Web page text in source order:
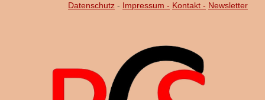
Datenschutz - Impressum - Kontakt - Newsletter